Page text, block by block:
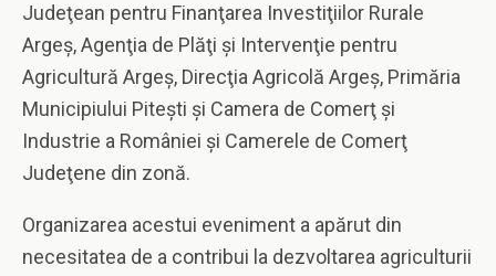
Judeţean pentru Finanţarea Investiţiilor Rurale
Argeş, Agenţia de Plăţi şi Intervenţie pentru
Agricultură Argeş, Direcţia Agricolă Argeş, Primăria
Municipiului Piteşti şi Camera de Comerţ şi
Industrie a României şi Camerele de Comerţ
Judeţene din zonă.
Organizarea acestui eveniment a apărut din
necesitatea de a contribui la dezvoltarea agriculturii